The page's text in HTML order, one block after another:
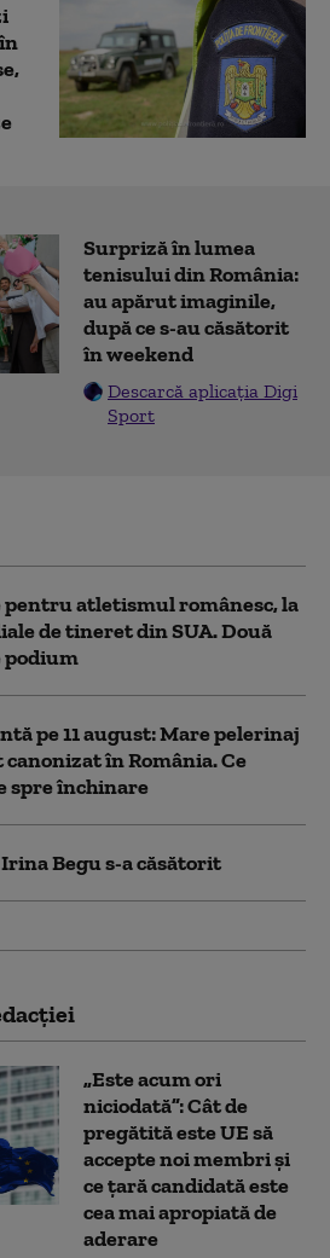
Surpriză în lumea
tenisului din România:
au apărut imaginile,
după ce s-au căsătorit
în weekend
Descarcă aplicația Digi
Sport
atletismul românesc, la
de tineret din SUA. Două
podium
pe 11 august: Mare pelerinaj
în România. Ce
spre închinare
Begu s-a căsătorit
„Este acum ori
niciodată”: Cât de
pregătită este UE să
accepte noi membri și
ce țară candidată este
cea mai apropiată de
aderare